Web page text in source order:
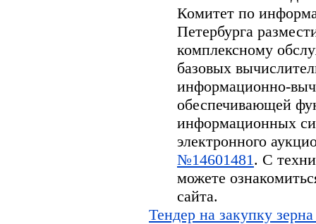
Комитет по
Петербурга
комплексному
базовых
информационно-
обеспечивающей
информационных
электронного
№14601481. С
можете
сайта.
Тендер на закупку